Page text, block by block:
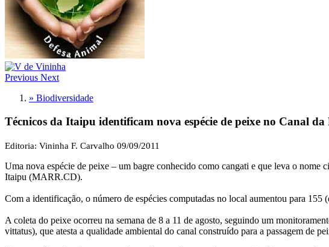
Previous Next
» Biodiversidade
Técnicos da Itaipu identificam nova espécie de peixe no Canal da
Editoria: Vininha F. Carvalho 09/09/2011
Uma nova espécie de peixe – um bagre conhecido como cangati e que leva o
Itaipu (MARR.CD).
Com a identificação, o número de espécies computadas no local aumentou para 155
A coleta do peixe ocorreu na semana de 8 a 11 de agosto, seguindo um
vittatus), que atesta a qualidade ambiental do canal construído para a passagem de